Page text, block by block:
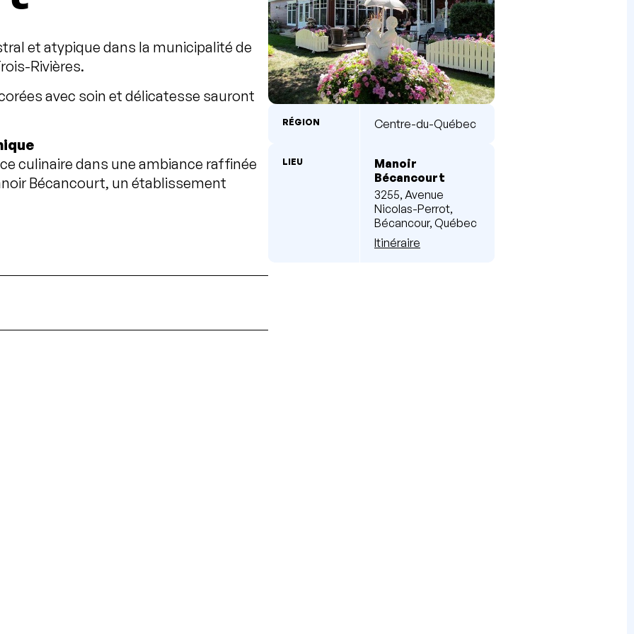
et atypique dans la municipalité de
Rivières.
avec soin et délicatesse sauront
culinaire dans une ambiance raffinée
Bécancourt, un établissement
RÉGION Centre-du-Québec
LIEU
Manoir
Bécancourt
3255, Avenue
Nicolas-Perrot,
Bécancour, Québec
Itinéraire